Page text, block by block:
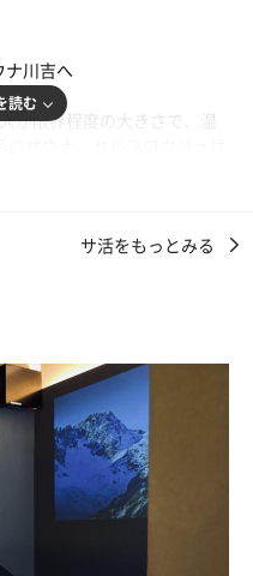
QRコードから読み込み支
にカード決済できて楽ち
が置いてある。歯ブラシも
あり嬉しい。
を大きめに設定して、部屋
た時もあったけど、基本は
て安全対策バッチリな感じ
ゼントがあった🌲
かったな
た
川吉へ
が限界程度の大きさで、温
1セットごとに違う香りに入
きた。ロウリュするとサウ
ない熱さ。ｱﾂｱﾂ
いい。
トサウナで奮発しました。
来よう
ス湯♨️👍
読む
サ活をもっとみる